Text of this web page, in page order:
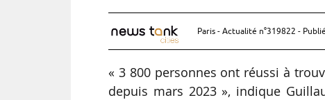
Paris - Actualité n°319822 -
« 3 800 personnes ont réussi à
depuis mars 2023 », indique